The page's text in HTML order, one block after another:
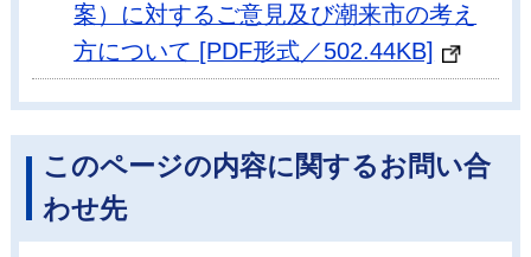
案）に対するご意見及び潮来市の考え
方について [PDF形式／502.44KB]
このページの内容に関するお問い合
わせ先